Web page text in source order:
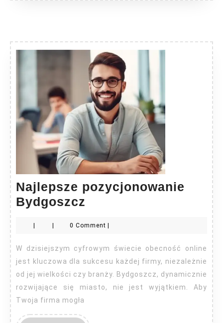
Najlepsze pozycjonowanie
Bydgoszcz
Bydgoszcz
| | 0 Comment |
W dzisiejszym cyfrowym świecie obecność online
jest kluczowa dla sukcesu każdej firmy, niezależnie
od jej wielkości czy branży. Bydgoszcz, dynamicznie
rozwijające się miasto, nie jest wyjątkiem. Aby
Twoja firma mogła